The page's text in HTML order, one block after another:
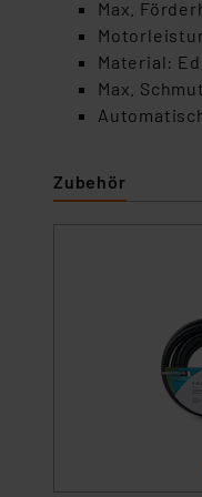
Max.
Material:
Max.
Zubehör